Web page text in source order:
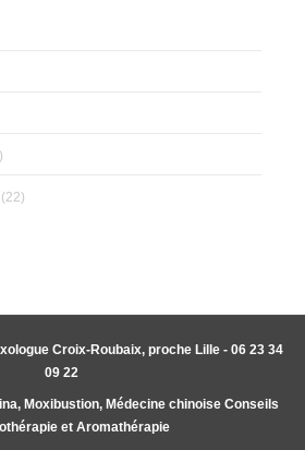
(22)
Croix-Roubaix, proche Lille - 06 23 34
09 22
Moxibustion, Médecine chinoise Conseils
et Aromathérapie